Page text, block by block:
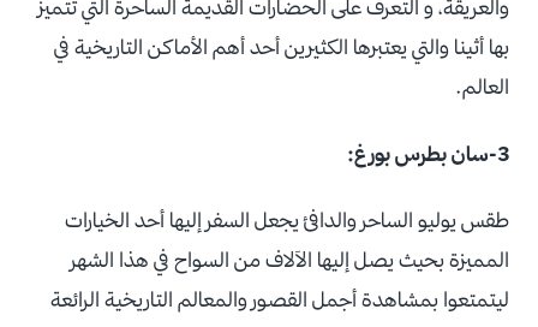
والعريقة، و التعرف على الحضارات القديمة الساحرة التي تتميز
بها أثينا والتي يعتبرها الكثيرين أحد أهم الأماكن التاريخية في
العالم.
3-سان بطرس بورغ:
طقس يوليو الساحر والدافئ يجعل السفر إليها أحد الخيارات
المميزة بحيث يصل إليها الآلاف من السواح في هذا الشهر
ليتمتعوا بمشاهدة أجمل القصور والمعالم التاريخية الرائعة